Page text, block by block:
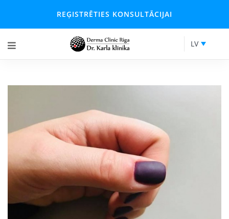
REĢISTRĒTIES KONSULTĀCIJAI
LV